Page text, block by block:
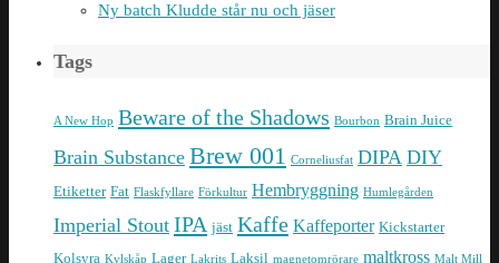
Ny batch Kludde står nu och jäser
Tags
A New Hop Beware of the Shadows Bourbon Brain Juice
Brain Substance Brew 001 Corneliusfat DIPA DIY
Etiketter Fat Flaskfyllare Förkultur Hembryggning Humlegården
Imperial Stout IPA jäst Kaffe Kaffeporter Kickstarter
Kolsyra Kylskåp Lager Lakrits Laksil magnetomrörare maltkross Malt Mill